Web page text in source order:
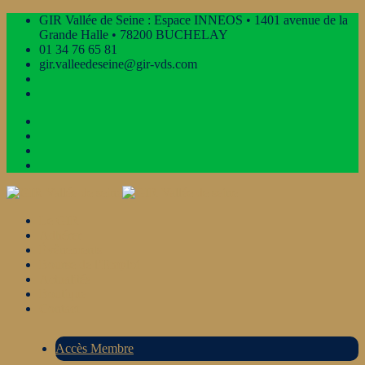
GIR Vallée de Seine : Espace INNEOS • 1401 avenue de la
Grande Halle • 78200 BUCHELAY
01 34 76 65 81
gir.valleedeseine@gir-vds.com
Accès Membre